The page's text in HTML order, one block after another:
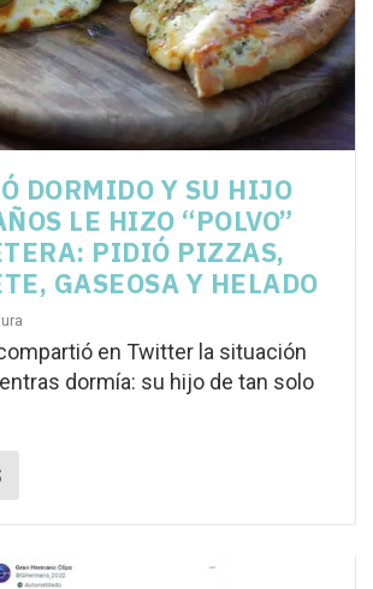
DORMIDO Y SU HIJO
LE HIZO “POLVO”
PIDIÓ PIZZAS,
GASEOSA Y HELADO
en Twitter la situación
dormía: su hijo de tan solo